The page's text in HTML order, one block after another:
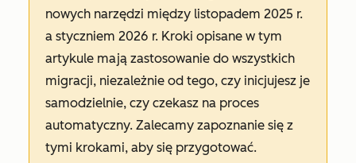
nowych narzędzi między listopadem 2025 r.
a styczniem 2026 r. Kroki opisane w tym
artykule mają zastosowanie do wszystkich
migracji, niezależnie od tego, czy inicjujesz je
samodzielnie, czy czekasz na proces
automatyczny. Zalecamy zapoznanie się z
tymi krokami, aby się przygotować.